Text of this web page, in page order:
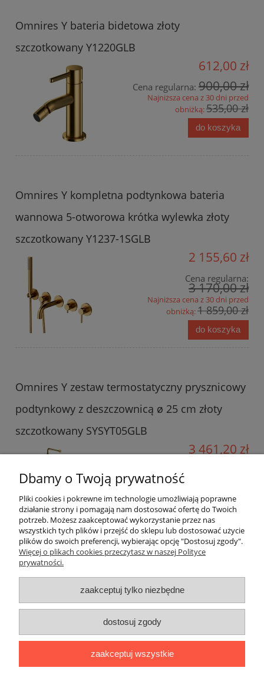
Omnires Y bateria bidetowa złoty
szczotkowany Y1220GLB
612,00 zł
Cena regularna: 900,00 zł
Najniższa cena z 30 dni przed
obniżką:535,00 zł
do koszyka
Omnires Y kompletna podtynkowa bateria
wannowa 5-otworowa krótka wylewka złoty
szczotkowany Y1237-1SGLB
2 155,60 zł
Cena regularna:
3 170,00 zł
Najniższa cena z 30 dni przed
obniżką:1 859,00 zł
do koszyka
Omnires Y zestaw termostatyczny prysznicowy
podtynkowy z deszczownicą ø 25 cm złoty
szczotkowany SYSYT05GLB
3 461,20 zł
obniżką:3 498,91 zł
do koszyka
Informacje o sklepie
Warunki zakupów
Twoje konto
Okazje
Dbamy o Twoją prywatność
Pliki cookies i pokrewne im technologie umożliwiają poprawne
działanie strony i pomagają nam dostosować ofertę do Twoich
potrzeb. Możesz zaakceptować wykorzystanie przez nas
wszystkich tych plików i przejść do sklepu lub dostosować użycie
plików do swoich preferencji, wybierając opcję "Dostosuj zgody".
Więcej o plikach cookies przeczytasz w naszej Polityce
prywatności.
zaakceptuj tylko niezbędne
dostosuj zgody
zaakceptuj wszystkie